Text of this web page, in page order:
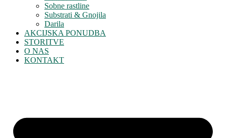
Sobne rastline
Substrati & Gnojila
Darila
AKCIJSKA PONUDBA
STORITVE
O NAS
KONTAKT